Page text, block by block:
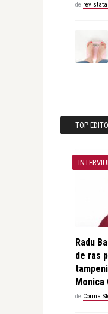
de
TOP
Radu
de ras
Monica
de Corina